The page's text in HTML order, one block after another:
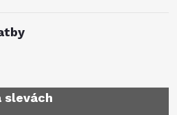
slevách